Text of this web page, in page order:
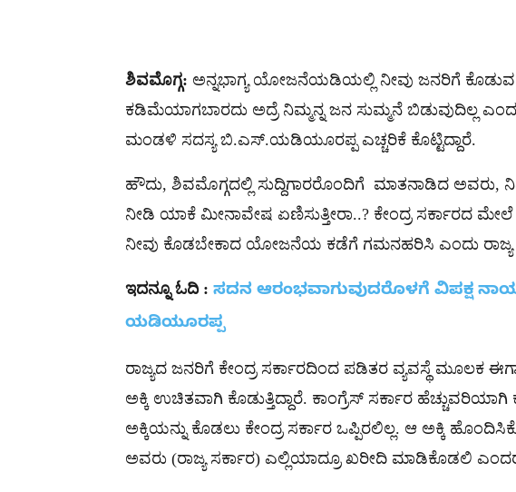
ಶಿವಮೊಗ್ಗ: ಅನ್ನಭಾಗ್ಯ ಯೋಜನೆಯಡಿಯಲ್ಲಿ ನೀವು ಜನರಿಗೆ ಕೊಡುವ
ಕಡಿಮೆಯಾಗಬಾರದು ಅದ್ರೆ ನಿಮ್ಮನ್ನ ಜನ ಸುಮ್ಮನೆ ಬಿಡುವುದಿಲ್ಲ
ಮಂಡಳಿ ಸದಸ್ಯ ಬಿ.ಎಸ್.ಯಡಿಯೂರಪ್ಪ ಎಚ್ಚರಿಕೆ ಕೊಟ್ಟಿದ್ದಾರೆ.
ಹೌದು, ಶಿವಮೊಗ್ಗದಲ್ಲಿ ಸುದ್ದಿಗಾರರೊಂದಿಗೆ ಮಾತನಾಡಿದ ಅವರು,
ನೀಡಿ ಯಾಕೆ ಮೀನಾವೇಷ ಏಣಿಸುತ್ತೀರಾ..? ಕೇಂದ್ರ ಸರ್ಕಾರದ ಮೇಲೆ
ನೀವು ಕೊಡಬೇಕಾದ ಯೋಜನೆಯ ಕಡೆಗೆ ಗಮನಹರಿಸಿ ಎಂದು ರಾಜ್ಯ
ಇದನ್ನೂ ಓದಿ : ಸದನ ಆರಂಭವಾಗುವುದರೊಳಗೆ ವಿಪಕ್ಷ
ಯಡಿಯೂರಪ್ಪ
ರಾಜ್ಯದ ಜನರಿಗೆ ಕೇಂದ್ರ ಸರ್ಕಾರದಿಂದ ಪಡಿತರ ವ್ಯವಸ್ಥೆ ಮೂಲಕ
ಅಕ್ಕಿ ಉಚಿತವಾಗಿ ಕೊಡುತ್ತಿದ್ದಾರೆ. ಕಾಂಗ್ರೆಸ್ ಸರ್ಕಾರ ಹೆಚ್ಚುವರಿಯಾಗಿ
ಅಕ್ಕಿಯನ್ನು ಕೊಡಲು ಕೇಂದ್ರ ಸರ್ಕಾರ ಒಪ್ಪಿರಲಿಲ್ಲ. ಆ ಅಕ್ಕಿ
ಅವರು (ರಾಜ್ಯ ಸರ್ಕಾರ) ಎಲ್ಲಿಯಾದ್ರೂ ಖರೀದಿ ಮಾಡಿಕೊಡಲಿ